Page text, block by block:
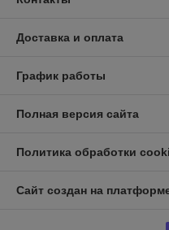
Доставка и оплата
График работы
Полная версия сайта
Политика обработки
Сайт создан на